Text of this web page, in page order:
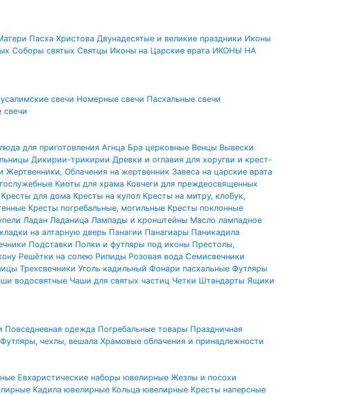
Пасха ХристоваДвунадесятые и великие праздники Иконы
Соборы святых Святцы Иконы на Царские врата ИКОНЫ НА
свечи Номерные свечи Пасхальные свечи
свечи
для приготовления Агнца Бра церковные Венцы Вывески
Дикирии-трикирииДревки и оглавия для хоругви и крест-
Жертвенники, Облачения на жертвенник Завеса на царские врата
Киоты для храма Ковчеги для преждеосвященных
Кресты для дома Кресты на купол Кресты на митру, клобук,
Кресты погребальные, могильные Кресты поклонные
ЛаданЛаданицаЛампады и кронштейны Масло лампадное
на алтарную дверь Панагии Панагиары Паникадила
Подставки Полки и футляры под иконы Престолы,
Решётки на солею Рипиды Розовая вода Семисвечники
ТрехсвечникиУголь кадильный Фонари пасхальные Футляры
водосвятные Чаши для святых частиц Четки Штандарты Ящики
Повседневная одежда Погребальные товары Праздничная
Футляры, чехлы, вешалаХрамовые облачения и принадлежности
Евхаристические наборы ювелирныеЖезлы и посохи
Кадила ювелирные Кольца ювелирные Кресты наперсные